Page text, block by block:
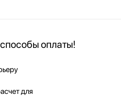
оплаты!
для